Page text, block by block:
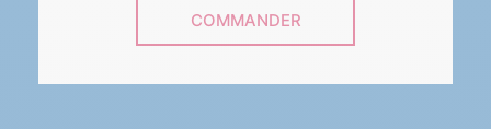
COMMANDER